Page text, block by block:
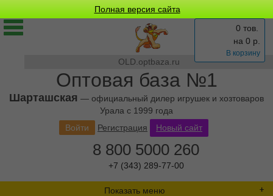
Полная версия сайта
OLD.optbaza.ru
Оптовая база №1
Шарташская — официальный дилер игрушек и хозтоваров
Урала с 1999 года
0 тов.
на 0 р.
В корзину
Войти Регистрация Новый сайт
8 800 5000 260
+7 (343) 289-77-00
Показать меню